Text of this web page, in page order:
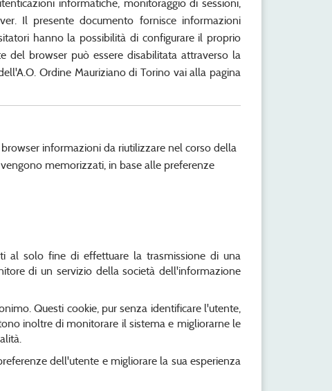
informatiche, monitoraggio di sessioni,
Il presente documento fornisce informazioni
hanno la possibilità di configurare il proprio
del browser può essere disabilitata attraverso la
Ordine Mauriziano di Torino vai alla pagina
informazioni da riutilizzare nel corso della
memorizzati, in base alle preferenze
al solo fine di effettuare la trasmissione di una
di un servizio della società dell'informazione
Questi cookie, pur senza identificare l'utente,
inoltre di monitorare il sistema e migliorarne le
dell'utente e migliorare la sua esperienza